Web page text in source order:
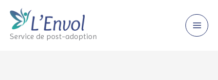
content
Service de post-adoption